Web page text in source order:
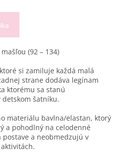
(92 – 134)
si zamiluje každá malá
strane dodáva legínam
ktorému sa stanú
šatníku.
materiálu bavlna/elastan, ktorý
a pohodlný na celodenné
postave a neobmedzujú v